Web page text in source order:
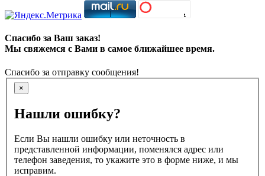
Спасибо за Ваш заказ!
Мы свяжемся с Вами в самое ближайшее время.
Спасибо за отправку сообщения!
×
Нашли ошибку?
Если Вы нашли ошибку или неточность в
представленной информации, поменялся адрес или
телефон заведения, то укажите это в форме ниже, и мы
исправим.